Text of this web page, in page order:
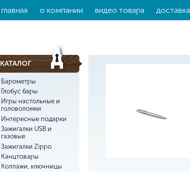
главная о компании видео товара доставка
КАТАЛОГ
Барометры
Глобус бары
Игры настольные и
головоломки
Интересные подарки
Зажигалки USB и
газовые
Зажигалки Zippo
Канцтовары
Коллажи, ключницы